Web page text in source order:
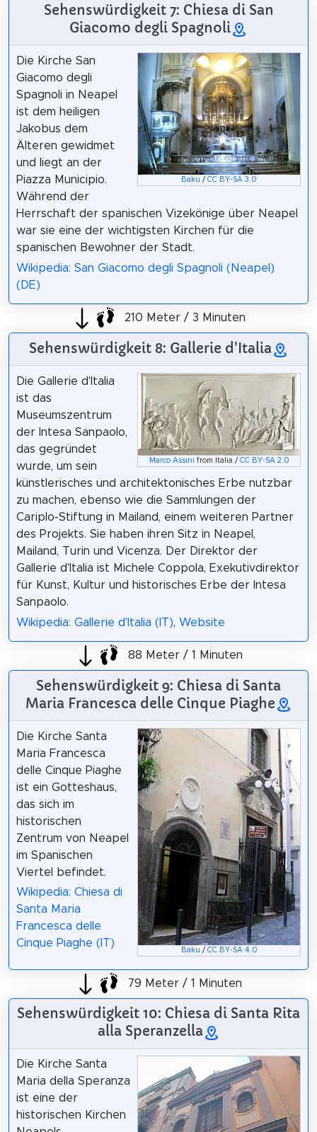
Sehenswürdigkeit 7: Chiesa di San
Giacomo degli Spagnoli
Baku /CC BY-SA 3.0
Die Kirche San
Giacomo degli
Spagnoli in Neapel
ist dem heiligen
Jakobus dem
Älteren gewidmet
und liegt an der
Piazza Municipio.
Während der
Herrschaft der spanischen Vizekönige über Neapel
war sie eine der wichtigsten Kirchen für die
spanischen Bewohner der Stadt.
Wikipedia: San Giacomo degli Spagnoli (Neapel)
(DE)
210 Meter / 3 Minuten
Sehenswürdigkeit 8: Gallerie d'Italia
Marco Assini from Italia / CC BY-SA 2.0
Die Gallerie d'Italia
ist das
Museumszentrum
der Intesa Sanpaolo,
das gegründet
wurde, um sein
künstlerisches und architektonisches Erbe nutzbar
zu machen, ebenso wie die Sammlungen der
Cariplo-Stiftung in Mailand, einem weiteren Partner
des Projekts. Sie haben ihren Sitz in Neapel,
Mailand, Turin und Vicenza. Der Direktor der
Gallerie d'Italia ist Michele Coppola, Exekutivdirektor
für Kunst, Kultur und historisches Erbe der Intesa
Sanpaolo.
Wikipedia: Gallerie d'Italia (IT), Website
88 Meter / 1 Minuten
Sehenswürdigkeit 9: Chiesa di Santa
Maria Francesca delle Cinque Piaghe
Baku / CC BY-SA 4.0
Die Kirche Santa
Maria Francesca
delle Cinque Piaghe
ist ein Gotteshaus,
das sich im
historischen
Zentrum von Neapel
im Spanischen
Viertel befindet.
Wikipedia: Chiesa di
Santa Maria
Francesca delle
Cinque Piaghe (IT)
79 Meter / 1 Minuten
Sehenswürdigkeit 10: Chiesa di Santa Rita
alla Speranzella
Die Kirche Santa
Maria della Speranza
ist eine der
historischen Kirchen